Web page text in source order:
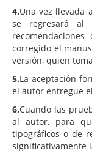
4.Una vez llevada
se regresará al
corregido el
versión, quien
5.La aceptación
el autor entregue
6.Cuando las
al autor, para
tipográficos o de
significativamente